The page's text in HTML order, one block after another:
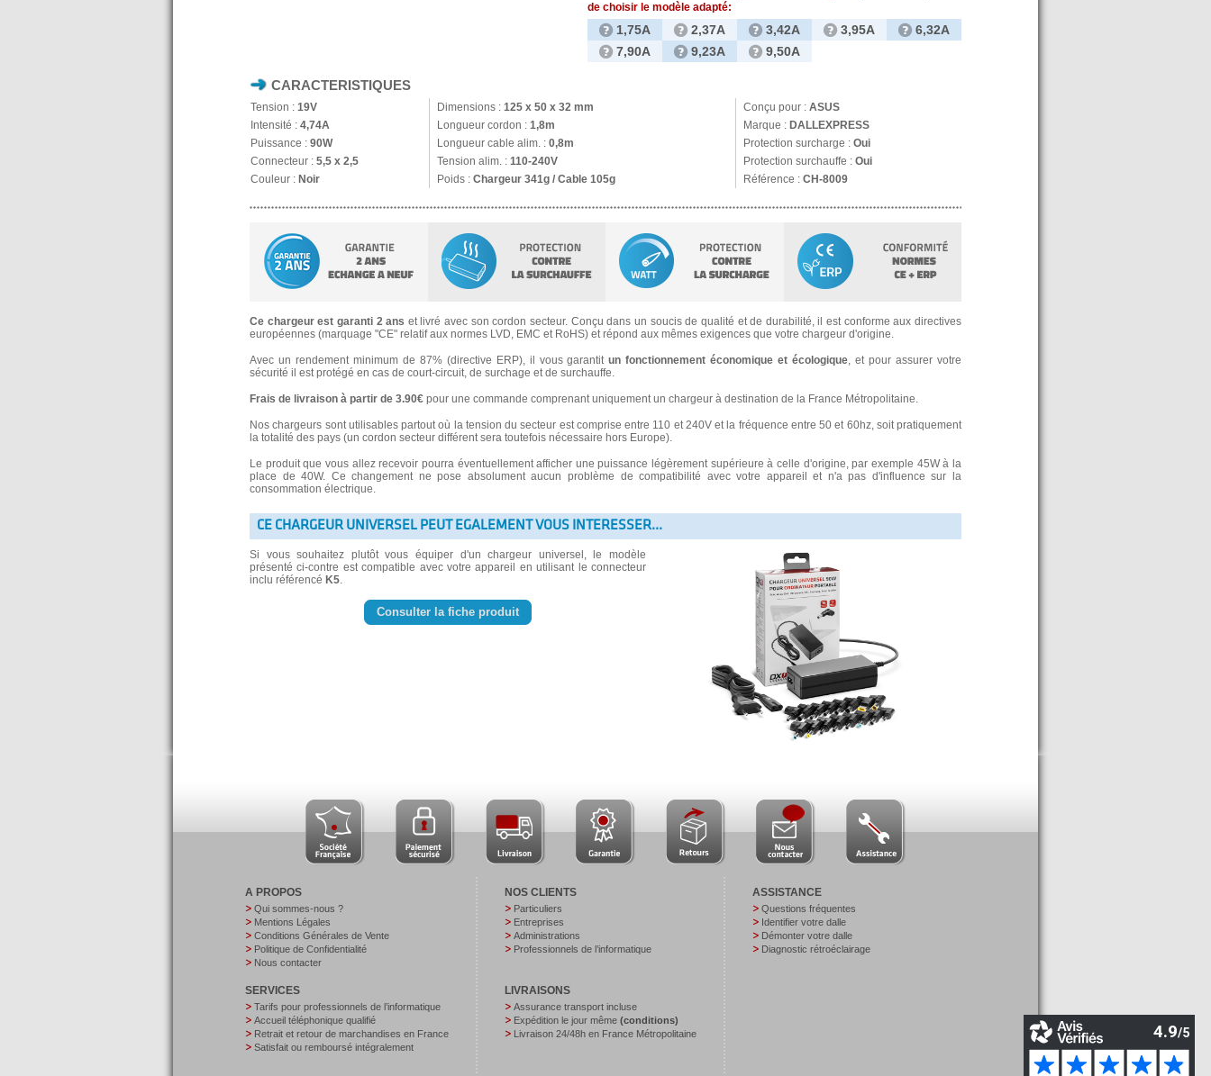
de choisir le modèle adapté:
1,75A 2,37A 3,42A 3,95A
6,32A
7,90A
9,23A 9,50A
CARACTERISTIQUES
Tension : 19V Dimensions : 125 x 50 x 32 mm Conçu pour : ASUS
Intensité : 4,74A Longueur cordon : 1,8m Marque : DALLEXPRESS
Puissance : 90W Longueur cable alim. : 0,8m Protection surcharge : Oui
Connecteur : 5,5 x 2,5 Tension alim. : 110-240V Protection surchauffe : Oui
Couleur : Noir Poids : Chargeur 341g / Cable 105g Référence : CH-8009
Ce chargeur est garanti 2 ans et livré avec son cordon secteur. Conçu dans un soucis de qualité et de durabilité, il est conforme aux directives
européennes (marquage "CE" relatif aux normes LVD, EMC et RoHS) et répond aux mêmes exigences que votre chargeur d'origine.
Avec un rendement minimum de 87% (directive ERP), il vous garantitun fonctionnement économique et écologique, et pour assurer votre
sécurité il est protégé en cas de court-circuit, de surchage et de surchauffe.
Frais de livraison à partir de 3.90€ pour une commande comprenant uniquement un chargeur à destination de la France Métropolitaine.
Nos chargeurs sont utilisables partout où la tension du secteur est comprise entre 110 et 240V et la fréquence entre 50 et 60hz, soit pratiquement
la totalité des pays (un cordon secteur différent sera toutefois nécessaire hors Europe).
Le produit que vous allez recevoir pourra éventuellement afficher une puissance légèrement supérieure à celle d'origine, par exemple 45W à la
place de 40W. Ce changement ne pose absolument aucun problème de compatibilité avec votre appareil et n'a pas d'influence sur la
consommation électrique.
CE CHARGEUR UNIVERSEL PEUT EGALEMENT VOUS INTERESSER...
Si vous souhaitez plutôt vous équiper d'un chargeur universel, le modèle
présenté ci-contre est compatible avec votre appareil en utilisant le connecteur
inclu référencé K5.
Consulter la fiche produit
A PROPOS
Qui sommes-nous ?
Mentions Légales
Conditions Générales de Vente
Politique de Confidentialité
Nous contacter
SERVICES
Tarifs pour professionnels de l’informatique
Accueil téléphonique qualifié
Retrait et retour de marchandises en France
Satisfait ou remboursé intégralement
NOS CLIENTS
Particuliers
Entreprises
Administrations
Professionnels de l’informatique
LIVRAISONS
Assurance transport incluse
Expédition le jour même (conditions)
Livraison 24/48h en France Métropolitaine
ASSISTANCE
Questions fréquentes
Identifier votre dalle
Démonter votre dalle
Diagnostic rétroéclairage